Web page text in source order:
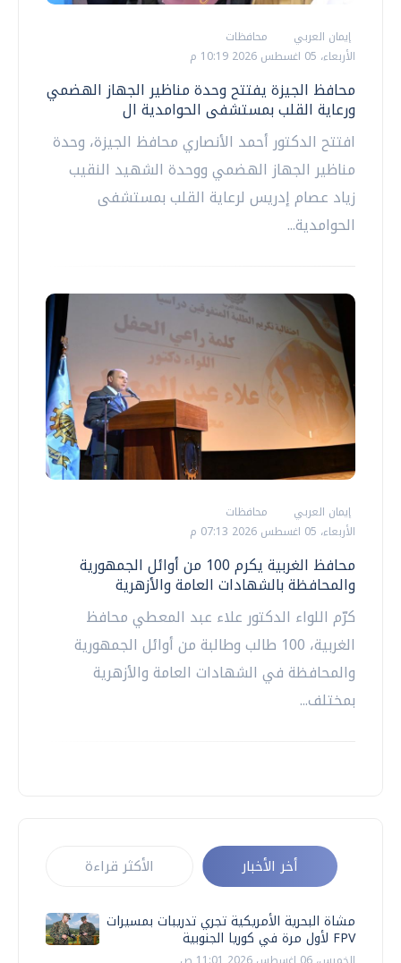
إيمان العربي
محافظات
الأربعاء، 05 اغسطس 2026 10:19 م
محافظ الجيزة يفتتح وحدة مناظير الجهاز الهضمي
ورعاية القلب بمستشفى الحوامدية ال
افتتح الدكتور أحمد الأنصاري محافظ الجيزة، وحدة
مناظير الجهاز الهضمي ووحدة الشهيد النقيب
زياد عصام إدريس لرعاية القلب بمستشفى
الحوامدية...
إيمان العربي
محافظات
الأربعاء، 05 اغسطس 2026 07:13 م
محافظ الغربية يكرم 100 من أوائل الجمهورية
والمحافظة بالشهادات العامة والأزهرية
كرّم اللواء الدكتور علاء عبد المعطي محافظ
الغربية، 100 طالب وطالبة من أوائل الجمهورية
والمحافظة في الشهادات العامة والأزهرية
بمختلف...
أخر الأخبار الأكثر قراءة
مشاة البحرية الأمريكية تجري تدريبات بمسيرات
FPV لأول مرة في كوريا الجنوبية